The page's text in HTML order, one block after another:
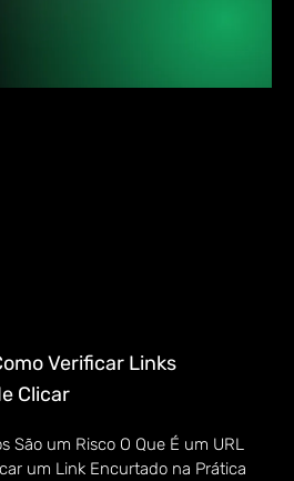
Verificar Links
Clicar
São um Risco O Que É um URL
um Link Encurtado na Prática